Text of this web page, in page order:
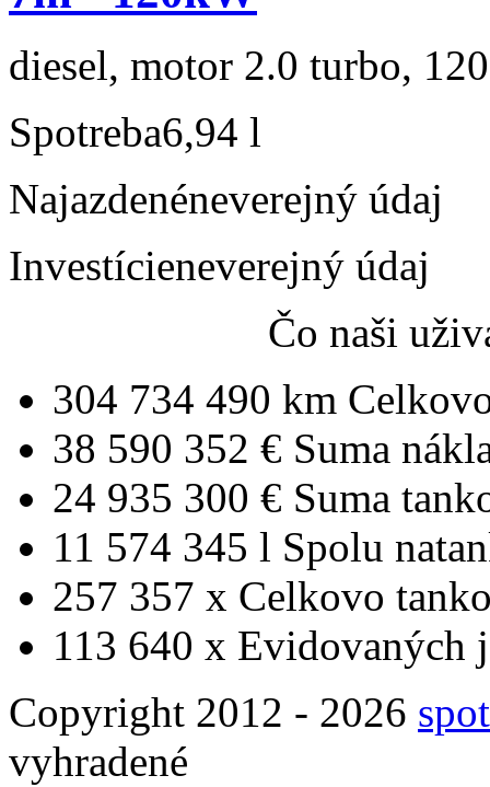
diesel, motor 2.0 turbo,
Spotreba6,94 l
Najazdenéneverejný údaj
Investícieneverejný údaj
Čo naši
304 734 490 km
38 590 352 € Suma
24 935 300 € Suma
11 574 345 l Spolu
257 357 x Celkovo
113 640 x Evidovaných
Copyright 2012 - 2026
vyhradené